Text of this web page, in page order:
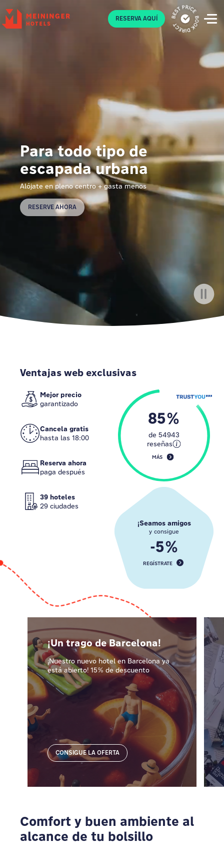
P RESERVA AQUÍ
Para todo tipo de
escapada urbana
Alójate en pleno centro + gasta menos
RESERVE AHORA
Ventajas web exclusivas
Mejor precio
garantizado
Cancela gratis
hasta las 18:00
Reserva ahora
paga después
39 hoteles
29 ciudades
85
de 54943
reseñas
MÁS
¡Seamos amigos
y consigue
-5%
REGÍSTRATE
¡Un trago de Barcelona!
¡Nuestro nuevo hotel en Barcelona ya
está abierto! 15% de descuento
CONSIGUE LA OFERTA
Comfort y buen ambiente al
alcance de tu bolsillo